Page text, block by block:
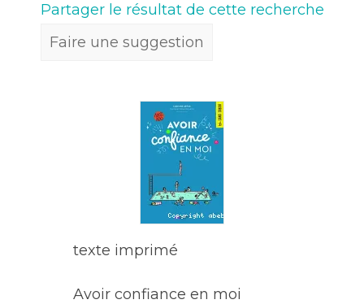
Partager le résultat de cette recherche
Faire une suggestion
texte imprimé
Avoir confiance en moi